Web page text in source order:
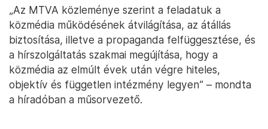
„Az MTVA közleménye szerint a feladatuk a
közmédia működésének átvilágítása, az átállás
biztosítása, illetve a propaganda felfüggesztése, és
a hírszolgáltatás szakmai megújítása, hogy a
közmédia az elmúlt évek után végre hiteles,
objektív és független intézmény legyen” – mondta
a híradóban a műsorvezető.